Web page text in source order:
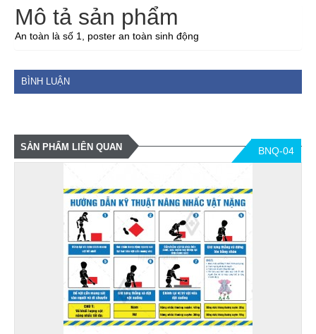
Mô tả sản phẩm
An toàn là số 1, poster an toàn sinh động
BÌNH LUẬN
SẢN PHẨM LIÊN QUAN BNQ-04